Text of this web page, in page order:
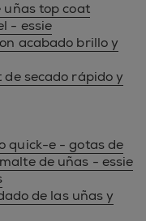
top coat
- essie
acabado brillo y
secado rápido y
quick-e - gotas de
de uñas - essie
de las uñas y